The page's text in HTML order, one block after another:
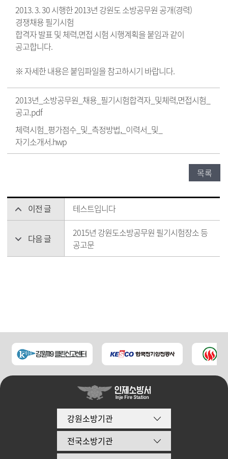
2013. 3. 30 시행한 2013년 강원도 소방공무원 공개(경력)
경쟁채용 필기시험
합격자 발표 및 체력,면접 시험 시행계획을 붙임과 같이
공고합니다.
※ 자세한 내용은 붙임파일을 참고하시기 바랍니다.
2013년_소방공무원_채용_필기시험합격자_및체력,면접시험_
공고.pdf
체력시험_평가점수_및_측정방법,_이력서_및_
자기소개서.hwp
목록
이전 글 테스트입니다
다음 글
2015년 강원도소방공무원 필기시험장소 등
공고문
강원소방기관
전국소방기관